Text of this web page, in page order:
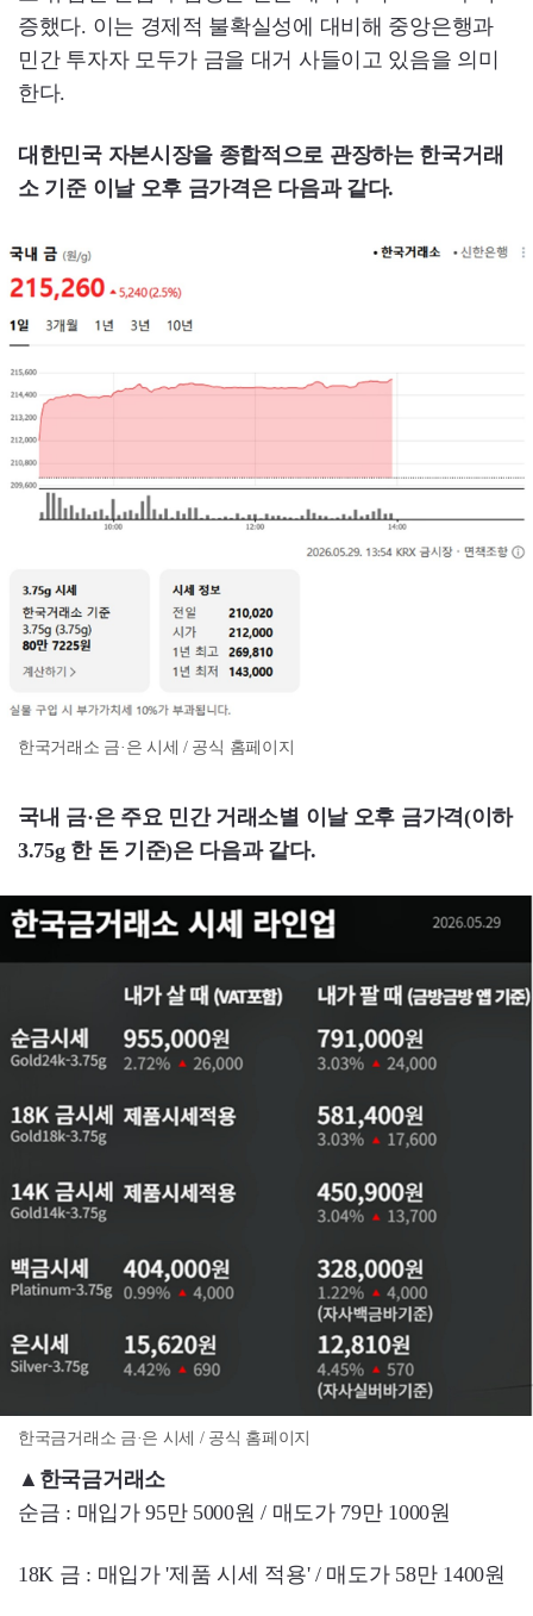
증했다. 이는 경제적 불확실성에 대비해 중앙은행과
민간 투자자 모두가 금을 대거 사들이고 있음을 의미
한다.
대한민국 자본시장을 종합적으로 관장하는 한국거래
소 기준 이날 오후 금가격은 다음과 같다.
한국거래소 금·은 시세 / 공식 홈페이지
국내 금·은 주요 민간 거래소별 이날 오후 금가격(이하
3.75g 한 돈 기준)은 다음과 같다.
한국금거래소 금·은 시세 / 공식 홈페이지
▲ 한국금거래소
순금 : 매입가 95만 5000원 / 매도가 79만 1000원
18K 금 : 매입가 '제품 시세 적용' / 매도가 58만 1400원